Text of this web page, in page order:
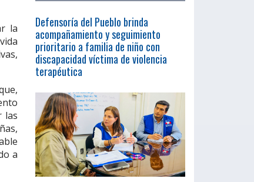
la
las
a
Defensoría del Pueblo brinda
acompañamiento y seguimiento
prioritario a familia de niño con
discapacidad víctima de violencia
terapéutica